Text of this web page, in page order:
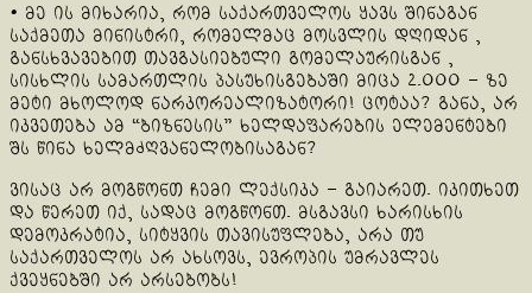
• მე ის მიხარია, რომ საქართველოს ყავს შინაგან
საქმეთა მინისტრი, რომელმაც მოსვლის დღიდან ,
განსხვავებით თავგასიებული გომელაურისგან ,
სისხლის სამართლის პასუხისგებაში მიცა 2.000 – ზე
მეტი მხოლოდ ნარკორეალიზატორი! ცოტაა? განა, არ
იკვეთება ამ “ბიზნესის” ხელდაფარების ელემენტები
შს წინა ხელმძღვანელობისაგან?
ვისაც არ მოგწონთ ჩემი ლექსიკა – გაიარეთ. იკითხეთ
და წერეთ იქ, სადაც მოგწონთ. მსგავსი ხარისხის
დემოკრატია, სიტყვის თავისუფლება, არა თუ
საქართველოს არ ახსოვს, ევროპის უმრავლეს
ქვეყნებში არ არსებობს!